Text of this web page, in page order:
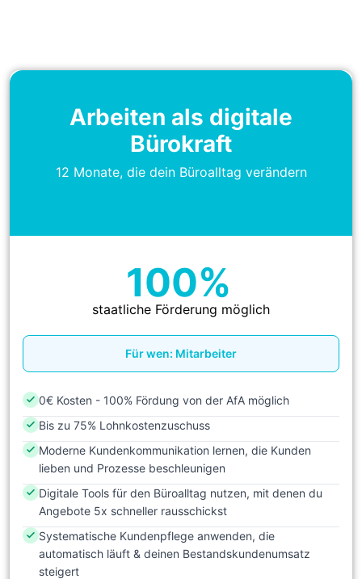
Arbeiten als digitale
Bürokraft
12 Monate, die dein Büroalltag verändern
100%
staatliche Förderung möglich
Für wen: Mitarbeiter
0€ Kosten - 100% Fördung von der AfA möglich
Bis zu 75% Lohnkostenzuschuss
Moderne Kundenkommunikation lernen, die Kunden
lieben und Prozesse beschleunigen
Digitale Tools für den Büroalltag nutzen, mit denen du
Angebote 5x schneller rausschickst
Systematische Kundenpflege anwenden, die
automatisch läuft & deinen Bestandskundenumsatz
steigert